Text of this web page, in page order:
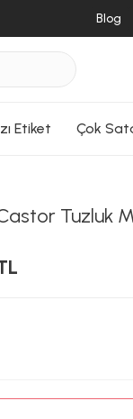
Blog
Etiket Çok
Tuzluk